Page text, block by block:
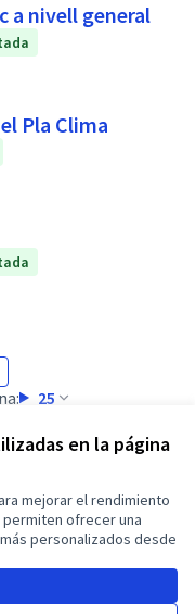
en la página
mejorar el rendimiento
ofrecer una
personalizados desde
a nivell general
Pla Clima
25